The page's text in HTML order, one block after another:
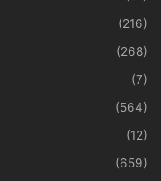
(216)
(268)
(7)
(564)
(12)
(659)